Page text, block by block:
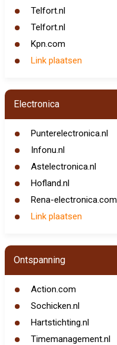
Telfort.nl
Telfort.nl
Kpn.com
Link plaatsen
Electronica
Punterelectronica.nl
Infonu.nl
Astelectronica.nl
Hofland.nl
Rena-electronica.com
Link plaatsen
Ontspanning
Action.com
Sochicken.nl
Hartstichting.nl
Timemanagement.nl